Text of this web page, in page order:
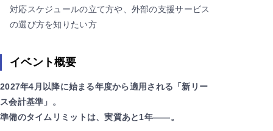
対応スケジュールの立て方や、外部の支援サービス
の選び方を知りたい方
イベント概要
2027年4月以降に始まる年度から適用される「新リー
ス会計基準」。
準備のタイムリミットは、実質あと1年――。